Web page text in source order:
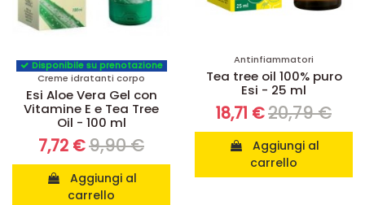
Disponibile su prenotazione
Creme idratanti corpo
Esi Aloe Vera Gel con
Vitamine E e Tea Tree
Oil - 100 ml
7,72 €9,90 €
carrello
Antinfiammatori
Tea tree oil 100% puro
Esi - 25 ml
18,71 €20,79 €
carrello